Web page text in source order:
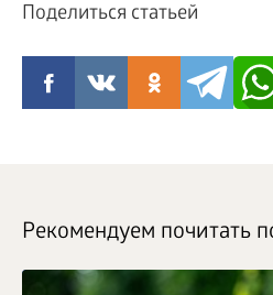
Поделиться статьей
Рекомендуем почитать